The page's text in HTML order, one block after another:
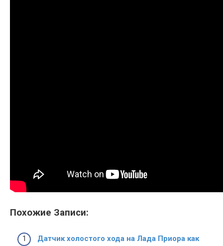
Похожие Записи:
Датчик холостого хода на Лада Приора как